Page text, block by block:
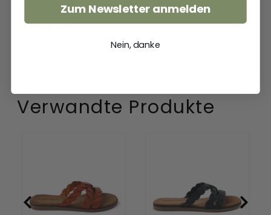
Verwandte Produkte
Zum Newsletter anmelden
Nein, danke